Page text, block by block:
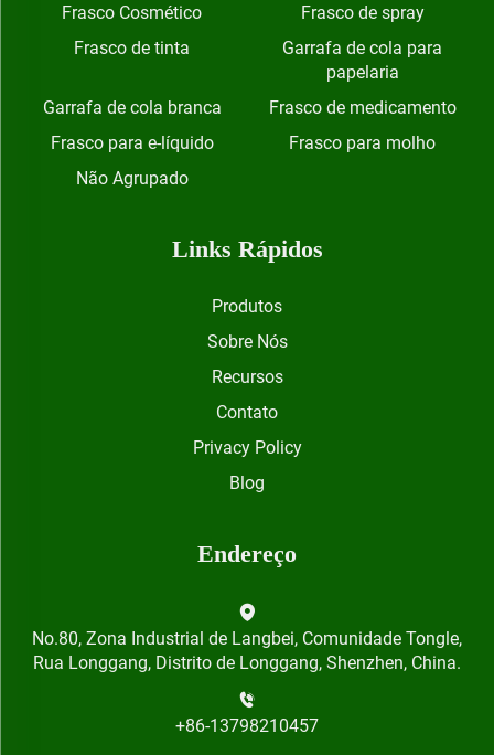
Frasco Cosmético
Frasco de spray
Frasco de tinta
Garrafa de cola para
papelaria
Garrafa de cola branca
Frasco de medicamento
Frasco para e-líquido
Frasco para molho
Não Agrupado
Links Rápidos
Produtos
Sobre Nós
Recursos
Contato
Privacy Policy
Blog
Endereço
No.80, Zona Industrial de Langbei, Comunidade Tongle,
Rua Longgang, Distrito de Longgang, Shenzhen, China.
+86-13798210457